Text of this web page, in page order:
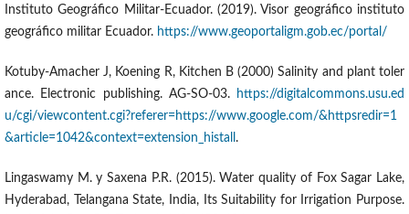
Instituto Geográfico Militar-Ecuador. (2019). Visor geográfico instituto
geográfico militar Ecuador. https://www.geoportaligm.gob.ec/portal/
Kotuby-Amacher J, Koening R, Kitchen B (2000) Salinity and plant toler
ance. Electronic publishing. AG-SO-03.
https://digitalcommons.usu.ed
u/cgi/viewcontent.cgi?referer=https://www.google.com/&httpsredir=1
&article=1042&context=extension_histall .
Lingaswamy M. y Saxena P.R. (2015). Water quality of Fox Sagar Lake,
Hyderabad, Telangana State, India, Its Suitability for Irrigation Purpose.